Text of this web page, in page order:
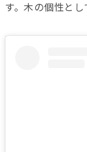
す。木の個性とし